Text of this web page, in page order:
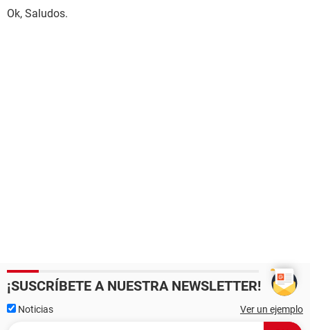
Ok, Saludos.
¡SUSCRÍBETE A NUESTRA NEWSLETTER!
Noticias Ver un ejemplo